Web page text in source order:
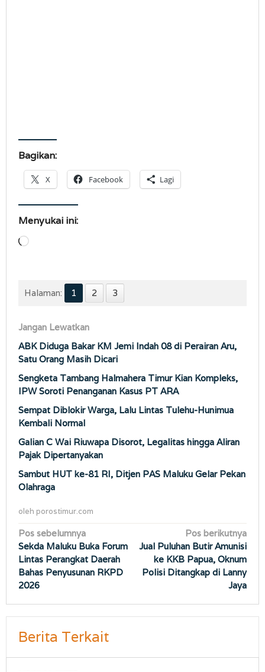
Bagikan:
X Facebook Lagi
Menyukai ini:
Memuat...
Halaman: 1 2 3
Jangan Lewatkan
ABK Diduga Bakar KM Jemi Indah 08 di Perairan Aru,
Satu Orang Masih Dicari
Sengketa Tambang Halmahera Timur Kian Kompleks,
IPW Soroti Penanganan Kasus PT ARA
Sempat Diblokir Warga, Lalu Lintas Tulehu-Hunimua
Kembali Normal
Galian C Wai Riuwapa Disorot, Legalitas hingga Aliran
Pajak Dipertanyakan
Sambut HUT ke-81 RI, Ditjen PAS Maluku Gelar Pekan
Olahraga
oleh porostimur.com
Navigasi
pos
Pos sebelumnya
Sekda Maluku Buka Forum
Lintas Perangkat Daerah
Bahas Penyusunan RKPD
2026
Pos berikutnya
Jual Puluhan Butir Amunisi
ke KKB Papua, Oknum
Polisi Ditangkap di Lanny
Jaya
Berita Terkait